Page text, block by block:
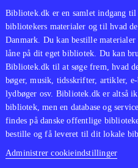
Bibliotek.dk er en samlet indgang til
bibliotekers materialer og til hvad
Danmark. Du kan bestille materialer
låne på dit eget bibliotek. Du kan
Bibliotek.dk til at søge frem, hvad
bøger, musik, tidsskrifter, artikler, e-
lydbøger osv. Bibliotek.dk er altså
bibliotek, men en database og
findes på danske offentlige
bestille og få leveret til dit lokale
Administrer cookieindstillinger